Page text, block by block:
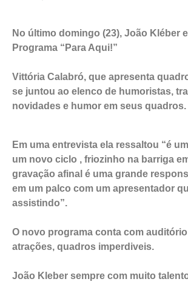
No último domingo (23), João Kléber
Programa “Para Aqui!”
Vittória Calabró, que apresenta
se juntou ao elenco de humoristas,
novidades e humor em seus quadros.
Em uma entrevista ela ressaltou “é
um novo ciclo , friozinho na barriga
gravação afinal é uma grande
em um palco com um apresentador
assistindo”.
O novo programa conta com
atrações, quadros imperdiveis.
João Kleber sempre com muito